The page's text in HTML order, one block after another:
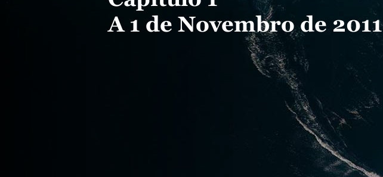
A 1 de Novembro de 2011